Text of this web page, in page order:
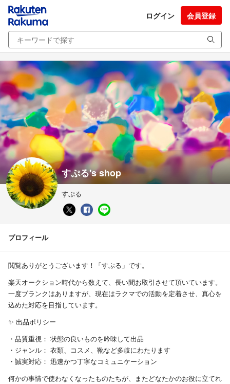
ログイン 会員登録
すぷる's shop
すぷる
プロフィール
閲覧ありがとうございます！「すぷる」です。
楽天オークション時代から数えて、長い間お取引させて頂いています。
一度ブランクはありますが、現在はラクマでの活動を定着させ、真心を
込めた対応を目指しています。
✨ 出品ポリシー
・品質重視： 状態の良いものを吟味して出品
・ジャンル： 衣類、コスメ、靴など多岐にわたります
・誠実対応： 迅速かつ丁寧なコミュニケーション
何かの事情で使わなくなったものたちが、またどなたかのお役に立てれ